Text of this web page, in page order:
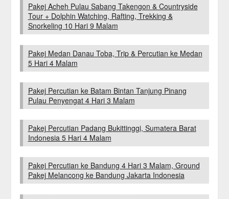
Pakej Acheh Pulau Sabang Takengon & Countryside
Tour + Dolphin Watching, Rafting, Trekking &
Snorkeling 10 Hari 9 Malam
Pakej Medan Danau Toba, Trip & Percutian ke Medan
5 Hari 4 Malam
Pakej Percutian ke Batam Bintan Tanjung Pinang
Pulau Penyengat 4 Hari 3 Malam
Pakej Percutian Padang Bukittinggi, Sumatera Barat
Indonesia 5 Hari 4 Malam
Pakej Percutian ke Bandung 4 Hari 3 Malam, Ground
Pakej Melancong ke Bandung Jakarta Indonesia